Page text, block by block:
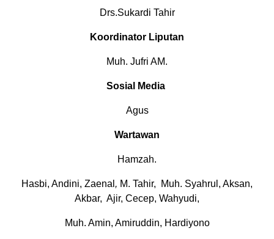
Drs.Sukardi Tahir
Koordinator Liputan
Muh. Jufri AM.
Sosial Media
Agus
Wartawan
Hamzah.
Hasbi, Andini, Zaenal , M. Tahir, Muh. Syahrul, Aksan,
Akbar, Ajir, Cecep, Wahyudi,
Muh. Amin, Amiruddin, Hardiyono